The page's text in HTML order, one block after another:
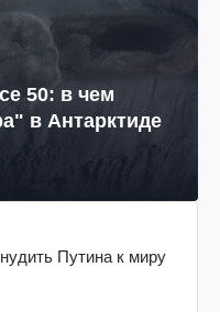
50: в чем
в Антарктиде
Путина к миру